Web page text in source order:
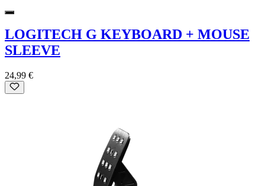
LOGITECH G KEYBOARD + MOUSE
SLEEVE
24,99 €